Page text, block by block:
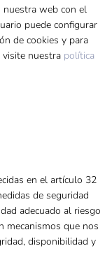
nuestra web con el
puede configurar
de cookies y para
nuestra política
en el artículo 32
de seguridad
adecuado al riesgo
mecanismos que nos
disponibilidad y